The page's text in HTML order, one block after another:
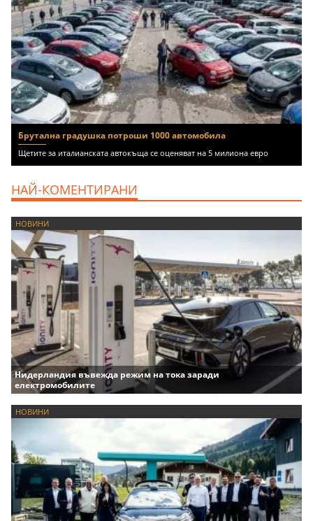
Брутална градушка потроши 1000 автомобила
Щетите за италианската автокъща се оценяват на 5 милиона евро
НАЙ-КОМЕНТИРАНИ
НОВИНИ
Нидерландия въвежда режим на тока заради
електромобилите
НОВИНИ